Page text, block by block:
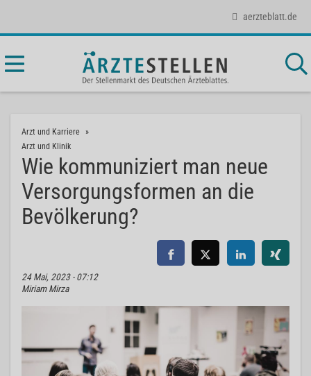
aerzteblatt.de
Arzt und Karriere
Arzt und Klinik
Wie kommuniziert man neue
Versorgungsformen an die
Bevölkerung?
24 Mai, 2023 - 07:12
Miriam Mirza